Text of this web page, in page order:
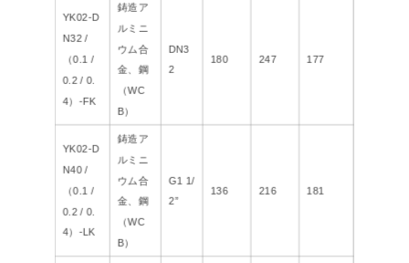
YK02-D
N32 /
（0.1 /
0.2 / 0.
4）-FK
鋳造ア
ルミニ
ウム合
金、鋼
（WC
B）
DN3
2
180 247 177
YK02-D
N40 /
（0.1 /
0.2 / 0.
4）-LK
鋳造ア
ルミニ
ウム合
金、鋼
（WC
B）
G1 1/
2”
136 216 181